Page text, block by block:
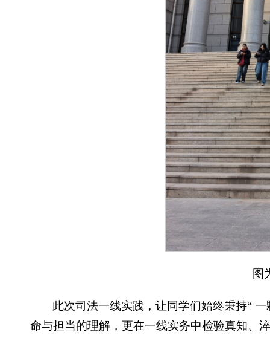
图
此次司法一线实践，让同学们始终秉持“
命与担当的理解，更在一线实务中检验真知、